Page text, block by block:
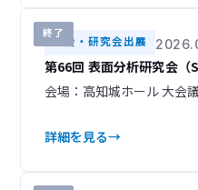
開催・展示予定 3
終了 97
2026 16
終了
学会・研究会出展
第66回 表面分析研究会（
会場：高知城ホール 大会
詳細を見る